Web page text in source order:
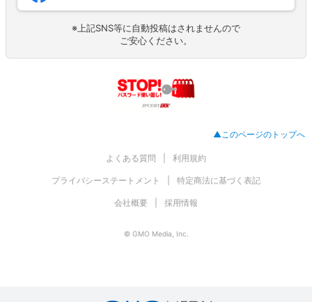
※上記SNS等に自動投稿はされませんので
ご安心ください。
▲このページのトップへ
よくある質問 利用規約
プライバシーステートメント 特定商法に基づく表記
会社概要 採用情報
© GMO Media, Inc.